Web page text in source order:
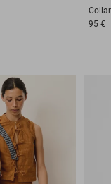
Collar
95 €